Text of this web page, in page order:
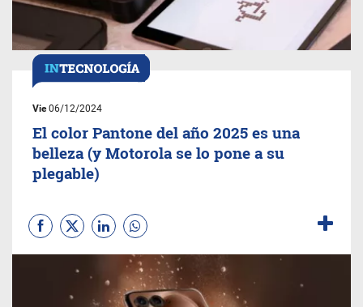
Vie06/12/2024
El color Pantone del año 2025 es una
belleza (y Motorola se lo pone a su
plegable)